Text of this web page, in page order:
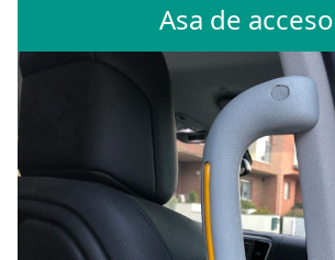
Asa de acceso